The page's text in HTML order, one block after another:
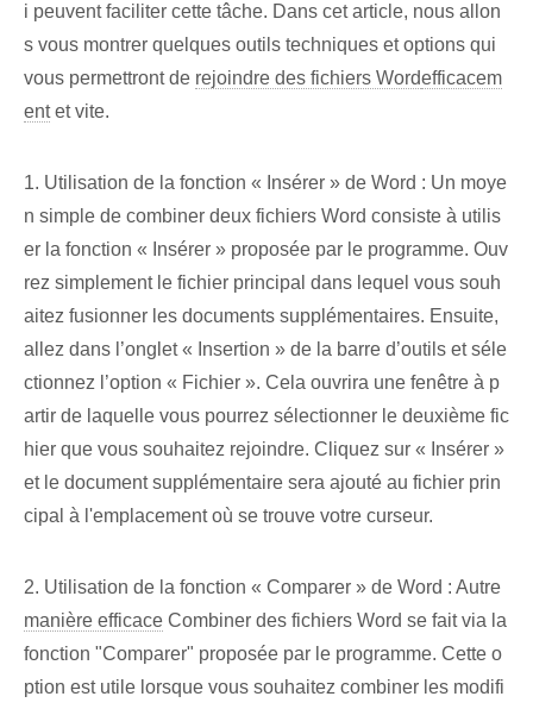
i peuvent faciliter cette tâche. Dans cet article, nous allon
s vous montrer quelques outils techniques ⁤et options⁤ qui
vous permettront de rejoindre des fichiers Wordefficacem
entet vite.
1. Utilisation de la fonction « Insérer » de Word : Un moye
n simple de combiner deux fichiers Word consiste à utilis
er la fonction « Insérer » proposée par le programme. Ouv
rez simplement le fichier principal dans lequel vous souh
aitez fusionner les documents supplémentaires. Ensuite,
allez dans l’onglet « Insertion » de la barre d’outils et séle
ctionnez l’option « Fichier ». Cela ouvrira une fenêtre à p
artir de laquelle vous pourrez sélectionner le deuxième fic
hier que vous souhaitez rejoindre. Cliquez sur « Insérer »
et le document supplémentaire sera ajouté au fichier prin
cipal à l'emplacement où se trouve votre curseur.
2. Utilisation de la fonction « Comparer » de Word : ​Autre
manière efficace Combiner⁢ des fichiers Word se fait via la
fonction "Comparer" proposée par le programme. Cette o
ption est utile lorsque vous souhaitez combiner les modifi